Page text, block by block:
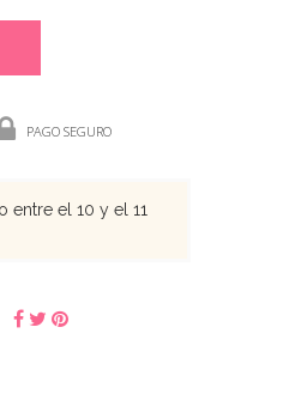
PAGO SEGURO
entre el 10 y el 11